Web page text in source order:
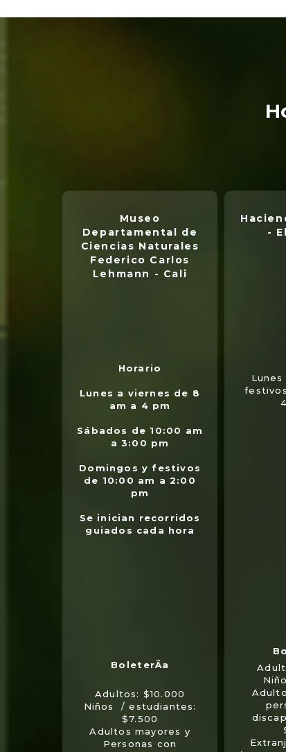
Museo
Departamental de
Ciencias Naturales
Federico Carlos
Lehmann - Cali
Horario
Lunes a viernes de 8
am a 4 pm
Sábados de 10:00 am
a 3:00 pm
Domingos y festivos
de 10:00 am a 2:00
pm
Se inician recorridos
guiados cada hora
Adultos: $10.000
Niños / estudiantes:
$7.500
Adultos mayores y
Personas con
-